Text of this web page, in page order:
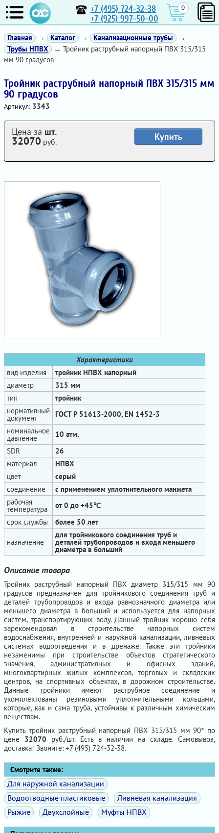
+7 (495) 724-32-38
+7 (925) 997-50-00
0
Главная → Каталог → Канализационные трубы
→
Трубы НПВХ
→ Тройник раструбный напорный ПВХ 315/315
мм 90 градусов
Тройник раструбный напорный ПВХ 315/315 мм
90 градусов
Артикул: 3343
Характеристики
вид изделия
тройник НПВХ напорный
диаметр
315 мм
тип
тройник
нормативный
документ
ГОСТ Р 51613-2000, EN 1452-3
номинальное
давление
10 атм.
SDR
26
материал
НПВХ
цвет
серый
соединение
с применением уплотнительного манжета
рабочая
температура
от 0 до +45℃
срок службы
более 50 лет
назначение
для тройникового соединения труб и
деталей трубопроводов и входа меньшего
диаметра в больший
Купить
Цена за шт.
32070 руб.
Описание товара
Тройник раструбный напорный ПВХ диаметр 315/315 мм 90
градусов предназначен для тройникового соединения труб и
деталей трубопроводов и входа равнозначного диаметра или
меньшего диаметра в больший и используется для напорных
систем, транспортирующих воду. Данный тройник хорошо себя
зарекомендовал в строительстве напорных систем
водоснабжения, внутренней и наружной канализации, ливневых
системах водоотведения и в дренаже. Также эти тройники
незаменимы при строительстве объектов стратегического
значения, административных и офисных зданий,
многоквартирных жилых комплексов, торговых и складских
центров, на спортивных объектах, в дорожном строительстве.
Данные тройники имеют раструбное соединение и
укомплектованы резиновыми уплотнительными кольцами,
которые, как и сама труба, устойчивы к различным химическим
веществам.
Купить тройник раструбный напорный ПВХ 315/315 мм 90° по
цене 32070 руб./шт. Есть в наличии на складе. Самовывоз,
доставка! Звоните: +7 (495) 724-32-38.
Смотрите также:
Для наружной канализации
Водоотводные пластиковые
Ливневая канализация
Рыжие
Двухслойные Муфты НПВХ